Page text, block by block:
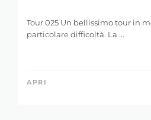
Tour 025 Un bellissimo tour in
particolare difficoltà. La ...
APRI